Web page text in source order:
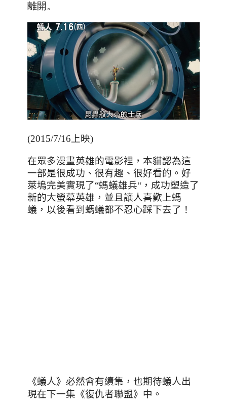
離開。
(2015/7/16上映)
在眾多漫畫英雄的電影裡，本貓認為這
一部是很成功、很有趣、很好看的。好
萊塢完美實現了“螞蟻雄兵“ ，成功塑造了
新的大螢幕英雄，並且讓人喜歡上螞
蟻，以後看到螞蟻都不忍心踩下去了！
《蟻人》必然會有續集 ，也期待蟻人出
現在下一集《復仇者聯盟》中。